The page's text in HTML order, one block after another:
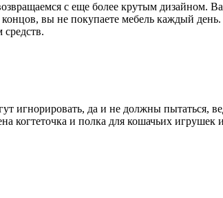
с еще более крутым дизайном.
вы не покупаете мебель каждый
игнорировать, да и не должны пытаться,
когтеточка и полка для кошачьих игрушек